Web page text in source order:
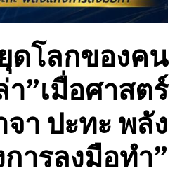
ดโลกของคน
”เมื่อศาสตร์
า ปะทะ พลัง
ารลงมือทำ”